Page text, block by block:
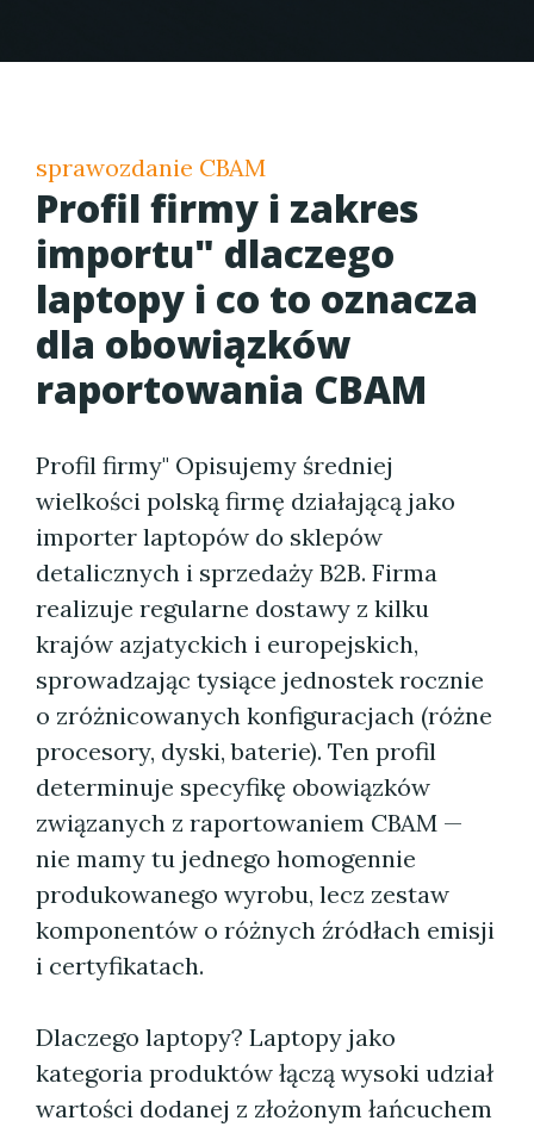
sprawozdanie CBAM
Profil firmy i zakres
importu" dlaczego
laptopy i co to oznacza
dla obowiązków
raportowania CBAM
Profil firmy" Opisujemy średniej
wielkości polską firmę działającą jako
importer laptopów do sklepów
detalicznych i sprzedaży B2B. Firma
realizuje regularne dostawy z kilku
krajów azjatyckich i europejskich,
sprowadzając tysiące jednostek rocznie
o zróżnicowanych konfiguracjach (różne
procesory, dyski, baterie). Ten profil
determinuje specyfikę obowiązków
związanych z raportowaniem CBAM —
nie mamy tu jednego homogennie
produkowanego wyrobu, lecz zestaw
komponentów o różnych źródłach emisji
i certyfikatach.
Dlaczego laptopy? Laptopy jako
kategoria produktów łączą wysoki udział
wartości dodanej z złożonym łańcuchem